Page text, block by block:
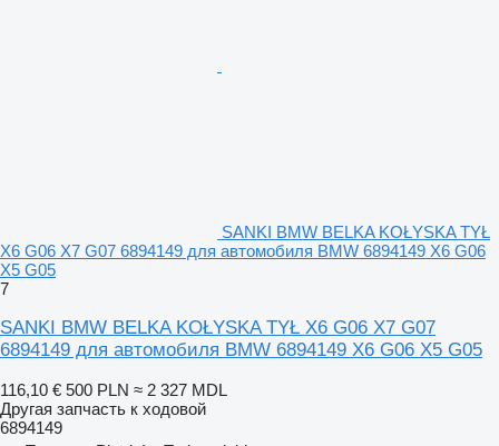
SANKI BMW BELKA KOŁYSKA TYŁ
X6 G06 X7 G07 6894149 для автомобиля BMW 6894149 X6 G06
X5 G05
7
SANKI BMW BELKA KOŁYSKA TYŁ X6 G06 X7 G07
6894149 для автомобиля BMW 6894149 X6 G06 X5 G05
116,10 € 500 PLN ≈ 2 327 MDL
Другая запчасть к ходовой
6894149